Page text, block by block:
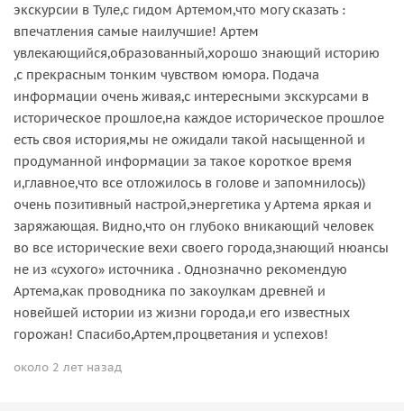
экскурсии в Туле,с гидом Артемом,что могу сказать :
впечатления самые наилучшие! Артем
увлекающийся,образованный,хорошо знающий историю
,с прекрасным тонким чувством юмора. Подача
информации очень живая,с интересными экскурсами в
историческое прошлое,на каждое историческое прошлое
есть своя история,мы не ожидали такой насыщенной и
продуманной информации за такое короткое время
и,главное,что все отложилось в голове и запомнилось))
очень позитивный настрой,энергетика у Артема яркая и
заряжающая. Видно,что он глубоко вникающий человек
во все исторические вехи своего города,знающий нюансы
не из «сухого» источника . Однозначно рекомендую
Артема,как проводника по закоулкам древней и
новейшей истории из жизни города,и его известных
горожан! Спасибо,Артем,процветания и успехов!
около 2 лет назад